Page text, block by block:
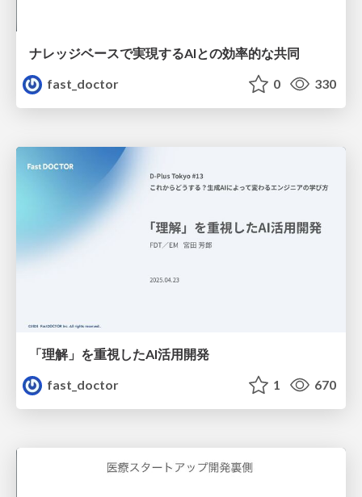
ナレッジベースで実現するAIとの効率的な共同
fast_doctor
0 330
「理解」を重視したAI活用開発
fast_doctor
1 670